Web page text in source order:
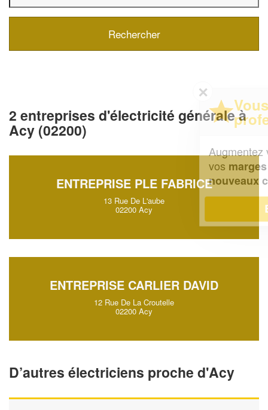
2 entreprises d'électricité générale à
Acy (02200)
ENTREPRISE PLE FABRICE
13 Rue De L'aube
02200 Acy
ENTREPRISE CARLIER DAVID
12 Rue De La Croutelle
02200 Acy
D’autres électriciens proche d'Acy
professionnel ?
chiffre d'affaireset
tout en gagnant de
nouveaux clients!
En savoir plus